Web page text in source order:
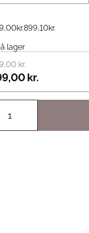
kr.899,10kr.
lager
kr.
kr.